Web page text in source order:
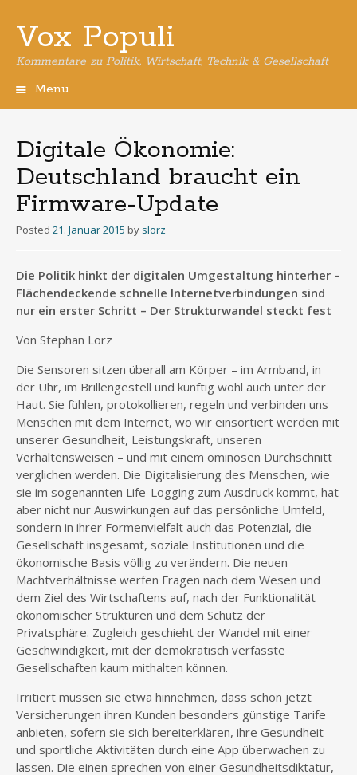
Vox Populi
Kommentare zu Politik, Wirtschaft, Technik & Gesellschaft
Menu
Digitale Ökonomie:
Deutschland braucht ein
Firmware-Update
Posted 21. Januar 2015 by slorz
Die Politik hinkt der digitalen Umgestaltung hinterher –
Flächendeckende schnelle Internetverbindungen sind
nur ein erster Schritt – Der Strukturwandel steckt fest
Von Stephan Lorz
Die Sensoren sitzen überall am Körper – im Armband, in
der Uhr, im Brillengestell und künftig wohl auch unter der
Haut. Sie fühlen, protokollieren, regeln und verbinden uns
Menschen mit dem Internet, wo wir einsortiert werden mit
unserer Gesundheit, Leistungskraft, unseren
Verhaltensweisen – und mit einem ominösen Durchschnitt
verglichen werden. Die Digitalisierung des Menschen, wie
sie im sogenannten Life-Logging zum Ausdruck kommt, hat
aber nicht nur Auswirkungen auf das persönliche Umfeld,
sondern in ihrer Formenvielfalt auch das Potenzial, die
Gesellschaft insgesamt, soziale Institutionen und die
ökonomische Basis völlig zu verändern. Die neuen
Machtverhältnisse werfen Fragen nach dem Wesen und
dem Ziel des Wirtschaftens auf, nach der Funktionalität
ökonomischer Strukturen und dem Schutz der
Privatsphäre. Zugleich geschieht der Wandel mit einer
Geschwindigkeit, mit der demokratisch verfasste
Gesellschaften kaum mithalten können.
Irritiert müssen sie etwa hinnehmen, dass schon jetzt
Versicherungen ihren Kunden besonders günstige Tarife
anbieten, sofern sie sich bereiterklären, ihre Gesundheit
und sportliche Aktivitäten durch eine App überwachen zu
lassen. Die einen sprechen von einer Gesundheitsdiktatur,